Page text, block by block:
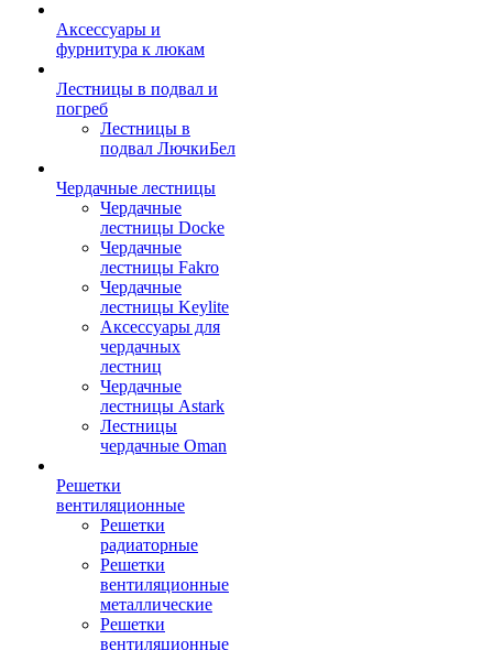
Аксессуары и
фурнитура к люкам
Лестницы в подвал и
погреб
Лестницы в
подвал ЛючкиБел
Чердачные лестницы
Чердачные
лестницы Docke
Чердачные
лестницы Fakro
Чердачные
лестницы Keylite
Аксессуары для
чердачных
лестниц
Чердачные
лестницы Astark
Лестницы
чердачные Oman
Решетки
вентиляционные
Решетки
радиаторные
Решетки
вентиляционные
металлические
Решетки
вентиляционные